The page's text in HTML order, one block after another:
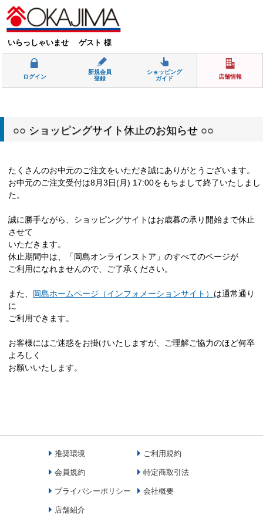
いらっしゃいませ ゲスト 様
ログイン
新規会員
登録
ショッピング
ガイド
店舗情報
○○ ショッピングサイト休止のお知らせ ○○
たくさんのお中元のご注文をいただき誠にありがとうございます。
お中元のご注文受付は8月3日(月) 17:00をもちまして終了いたしまし
た。
誠に勝手ながら、ショッピングサイトはお歳暮の承り開始まで休止
させて
いただきます。
休止期間中は、「岡島オンラインストア」のすべてのページが
ご利用になれませんので、ご了承ください。
また、 岡島ホームページ（インフォメーションサイト） は通常通り
に
ご利用できます。
お客様にはご迷惑をお掛けいたしますが、ご理解ご協力のほど何卒
よろしく
お願いいたします。
推奨環境 ご利用規約
会員規約 特定商取引法
プライバシーポリシー 会社概要
店舗紹介